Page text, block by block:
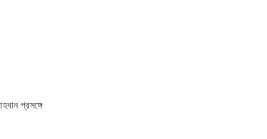
প্রসঙ্গে